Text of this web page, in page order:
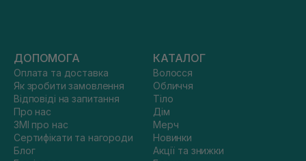
ДОПОМОГА
Оплата та доставка
Як зробити замовлення
Відповіді на запитання
Про нас
ЗМІ про нас
Сертифікати та нагороди
Блог
КАТАЛОГ
Волосся
Обличчя
Тіло
Дім
Мерч
Новинки
Акції та знижки